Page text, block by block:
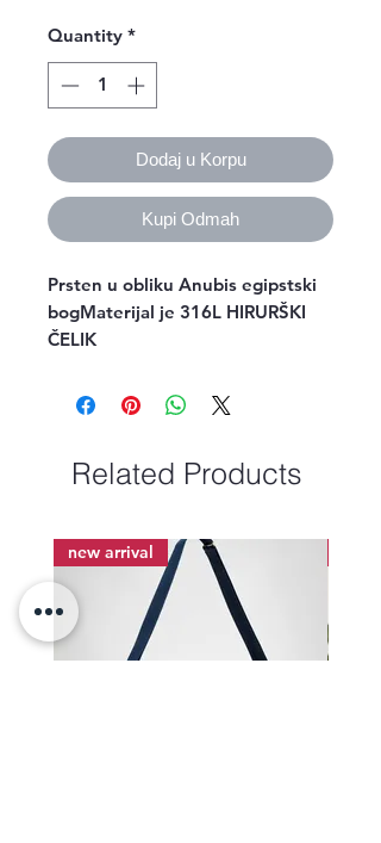
Quantity *
Dodaj u Korpu
Kupi Odmah
Prsten u obliku Anubis egipstski
bogMaterijal je 316L HIRURŠKI
ČELIK
Related Products
new arrival